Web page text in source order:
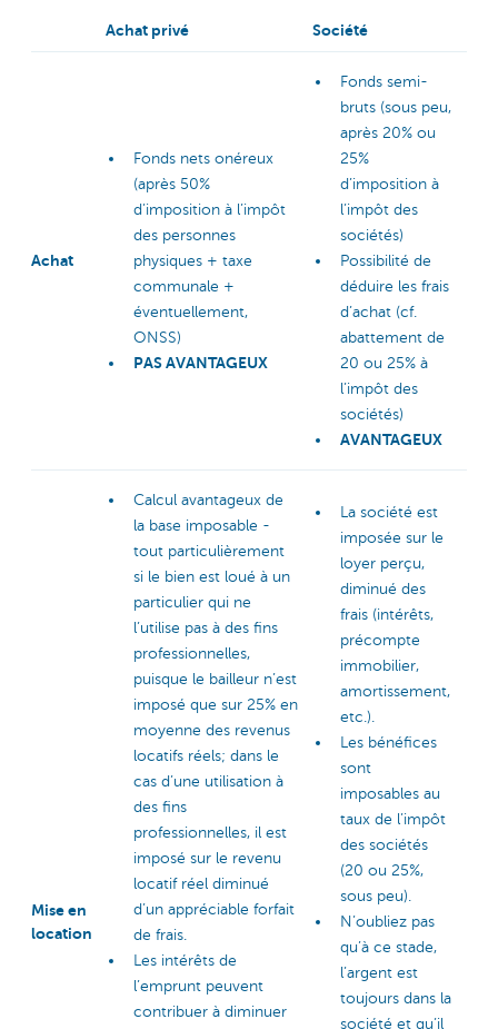
Achat privé Société
Achat
Fonds nets onéreux
(après 50%
d’imposition à l’impôt
des personnes
physiques + taxe
communale +
éventuellement,
ONSS)
PAS AVANTAGEUX
Fonds semi-
bruts (sous peu,
après 20% ou
25%
d’imposition à
l’impôt des
sociétés)
Possibilité de
déduire les frais
d’achat (cf.
abattement de
20 ou 25% à
l’impôt des
sociétés)
AVANTAGEUX
Mise en
location
Calcul avantageux de
la base imposable -
tout particulièrement
si le bien est loué à un
particulier qui ne
l’utilise pas à des fins
professionnelles,
puisque le bailleur n’est
imposé que sur 25% en
moyenne des revenus
locatifs réels; dans le
cas d’une utilisation à
des fins
professionnelles, il est
imposé sur le revenu
locatif réel diminué
d’un appréciable forfait
de frais.
Les intérêts de
l’emprunt peuvent
contribuer à diminuer
La société est
imposée sur le
loyer perçu,
diminué des
frais (intérêts,
précompte
immobilier,
amortissement,
etc.).
Les bénéfices
sont
imposables au
taux de l’impôt
des sociétés
(20 ou 25%,
sous peu).
N’oubliez pas
qu’à ce stade,
l’argent est
toujours dans la
société et qu’il